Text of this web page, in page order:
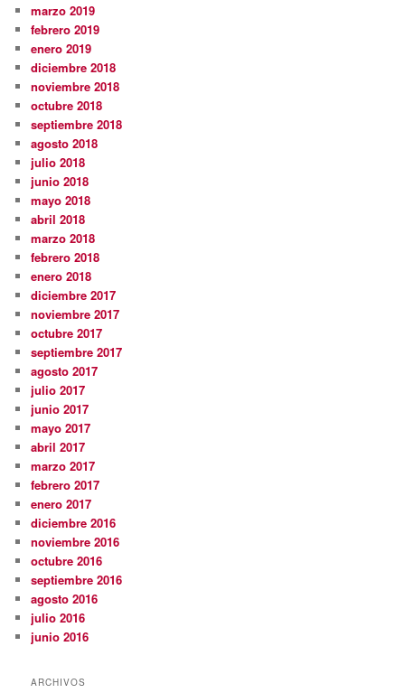
marzo 2019
febrero 2019
enero 2019
diciembre 2018
noviembre 2018
octubre 2018
septiembre 2018
agosto 2018
julio 2018
junio 2018
mayo 2018
abril 2018
marzo 2018
febrero 2018
enero 2018
diciembre 2017
noviembre 2017
octubre 2017
septiembre 2017
agosto 2017
julio 2017
junio 2017
mayo 2017
abril 2017
marzo 2017
febrero 2017
enero 2017
diciembre 2016
noviembre 2016
octubre 2016
septiembre 2016
agosto 2016
julio 2016
junio 2016
ARCHIVOS